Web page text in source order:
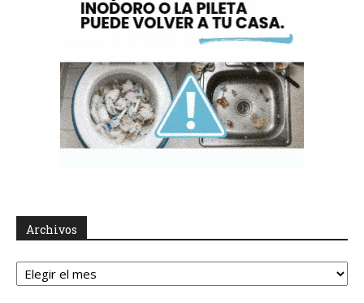
Archivos
Archivos